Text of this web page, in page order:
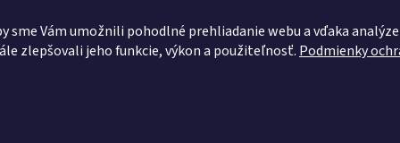
sme Vám umožnili pohodlné prehliadanie webu a vďaka analýze
zlepšovali jeho funkcie, výkon a použiteľnosť. Podmienky